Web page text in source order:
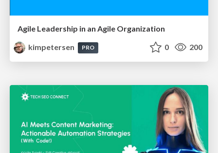
Agile Leadership in an Agile Organization
kimpetersen
PRO 0 200